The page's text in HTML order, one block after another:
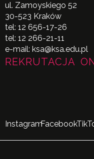
ul. Zamoyskiego 52
30-523 Kraków
tel: 12 656-17-26
tel: 12 266-21-11
e-mail: ksa@ksa.edu.pl
REKRUTACJA
InstagramFacebook